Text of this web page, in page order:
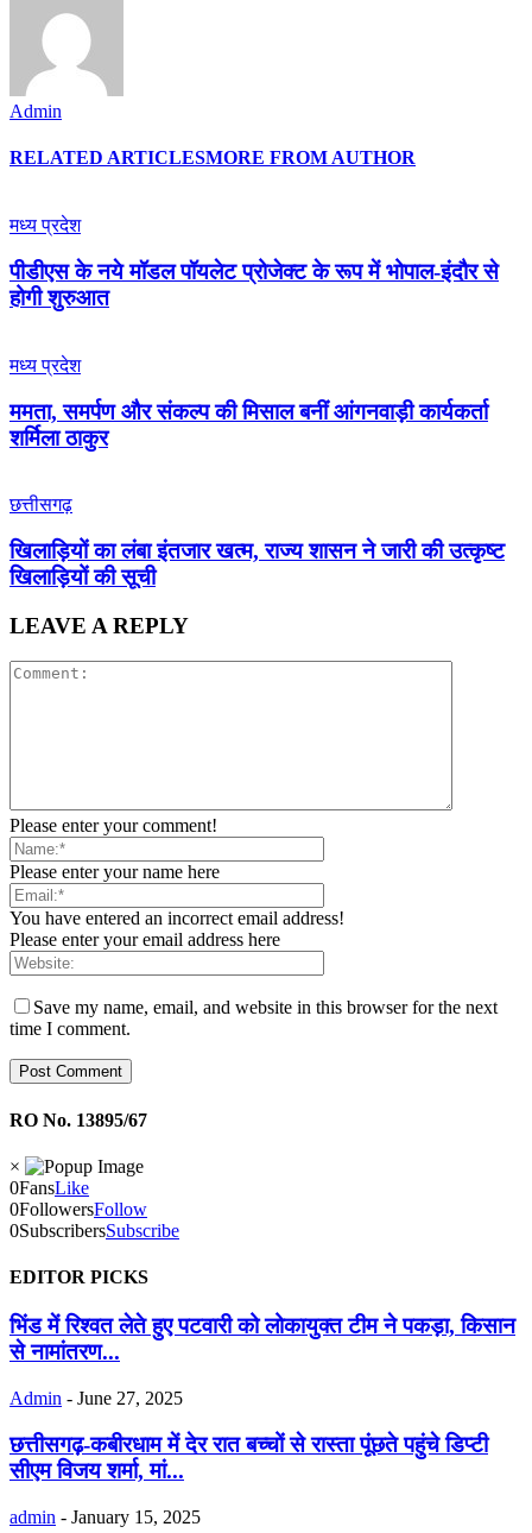
Admin
RELATED ARTICLESMORE FROM AUTHOR
मध्य प्रदेश
पीडीएस के नये मॉडल पॉयलेट प्रोजेक्ट के रूप में भोपाल-इंदौर से
होगी शुरुआत
मध्य प्रदेश
ममता, समर्पण और संकल्प की मिसाल बनीं आंगनवाड़ी कार्यकर्ता
शर्मिला ठाकुर
छत्तीसगढ़
खिलाड़ियों का लंबा इंतजार खत्म, राज्य शासन ने जारी की उत्कृष्ट
खिलाड़ियों की सूची
LEAVE A REPLY
Please enter your comment!
Please enter your name here
You have entered an incorrect email address!
Please enter your email address here
Save my name, email, and website in this browser for the next
time I comment.
RO No. 13895/67
×
0FansLike
0FollowersFollow
0SubscribersSubscribe
EDITOR PICKS
भिंड में रिश्वत लेते हुए पटवारी को लोकायुक्त टीम ने पकड़ा, किसान
से नामांतरण...
Admin - June 27, 2025
छत्तीसगढ़-कबीरधाम में देर रात बच्चों से रास्ता पूंछते पहुंचे डिप्टी
सीएम विजय शर्मा, मां...
admin - January 15, 2025